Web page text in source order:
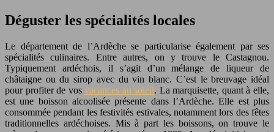
Déguster les spécialités locales
Le département de l’Ardèche se particularise également par ses
spécialités culinaires. Entre autres, on y trouve le Castagnou.
Typiquement ardéchois, il s’agit d’un mélange de liqueur de
châtaigne ou du sirop avec du vin blanc. C’est le breuvage idéal
pour profiter de vosvacances au soleil. La marquisette, quant à elle,
est une boisson alcoolisée présente dans l’Ardèche. Elle est plus
consommée pendant les festivités estivales, notamment lors des fêtes
traditionnelles ardéchoises. Mis à part les boissons, on trouve le